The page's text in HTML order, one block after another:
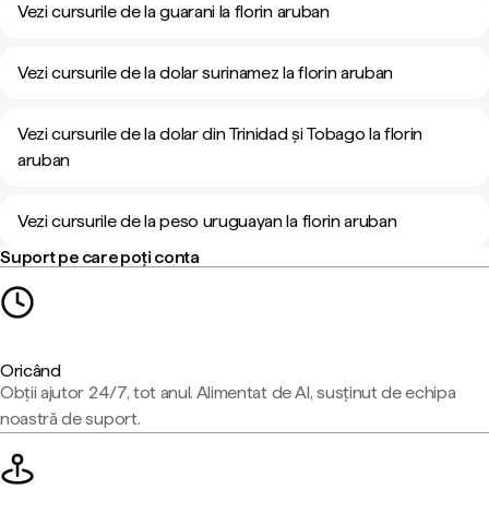
Vezi cursurile de la guarani la florin aruban
Vezi cursurile de la dolar surinamez la florin aruban
Vezi cursurile de la dolar din Trinidad și Tobago la florin
aruban
Vezi cursurile de la peso uruguayan la florin aruban
Suport pe care poți conta
Oricând
Obții ajutor 24/7, tot anul. Alimentat de AI, susținut de echipa
noastră de suport.